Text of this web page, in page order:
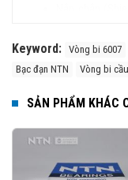
3. Đặc Điểm Nổi
Chịu tải tốt cả
Tốc độ quay
Độ bền cao, ít
Có nhiều phiên
Keyword: Vòng bi 6007
Bạc đạn NTN
Vòng bi
SẢN PHẨM KHÁC